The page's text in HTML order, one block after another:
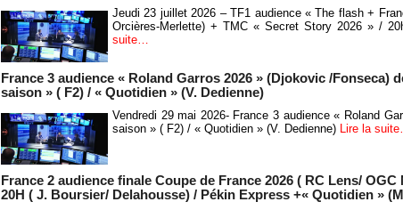
Jeudi 23 juillet 2026 – TF1 audience « The flash +
Orcières-Merlette) + TMC « Secret Story 2026 » /
suite…
France 3 audience « Roland Garros 2026 » (Djokovic /Fonseca)
saison » ( F2) / « Quotidien » (V. Dedienne)
Vendredi 29 mai 2026- France 3 audience « Roland
saison » ( F2) / « Quotidien » (V. Dedienne) Lire la
France 2 audience finale Coupe de France 2026 ( RC Lens/
20H ( J. Boursier/ Delahousse) / Pékin Express +« Quotidien »